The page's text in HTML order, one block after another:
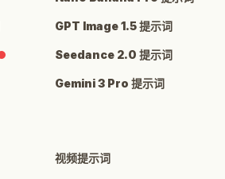
GPT Image 1.5 提示词
Seedance 2.0 提示词
Gemini 3 Pro 提示词
视频提示词